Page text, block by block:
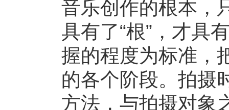
音乐创作的根本，
具有了“根”，才具
握的程度为标准，
的各个阶段。拍摄
方法，与拍摄对象